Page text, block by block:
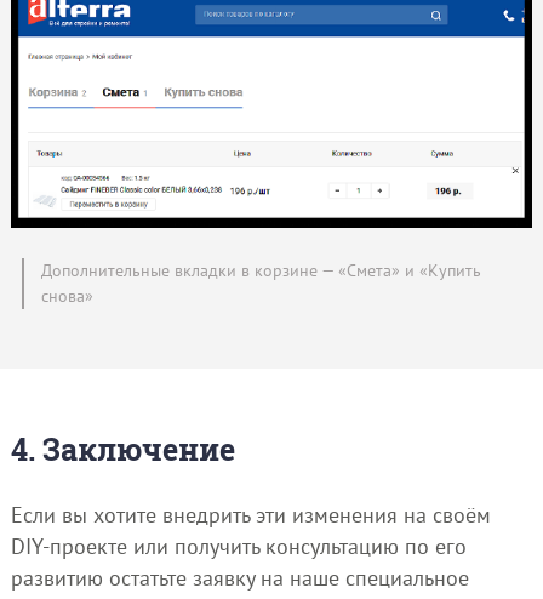
Дополнительные вкладки в корзине — «Смета» и «Купить
снова»
4. Заключение
Если вы хотите внедрить эти изменения на своём
DIY-проекте или получить консультацию по его
развитию остатьте заявку на наше специальное